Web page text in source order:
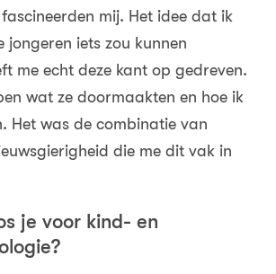
mij. Het idee dat ik
jongeren iets zou kunnen
me echt deze kant op gedreven.
wat ze doormaakten en hoe ik
Het was de combinatie van
die me dit vak in
je voor kind- en